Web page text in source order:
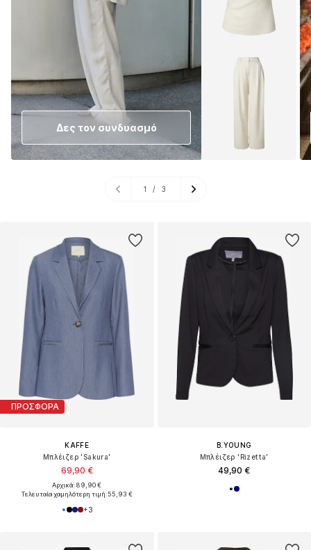
ΠΡΟΣΦΟΡΑ
KAFFE
Μπλέιζερ 'Sakura'
69,90 €
Αρχικά: 89,90 €
Τελευταία χαμηλότερη τιμή:55,93 €
+3
B.YOUNG
Μπλέιζερ 'Rizetta'
49,90 €
Δες τον συνδυασμό
1 / 3